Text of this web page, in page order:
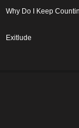
Why Do I Keep
Exitlude